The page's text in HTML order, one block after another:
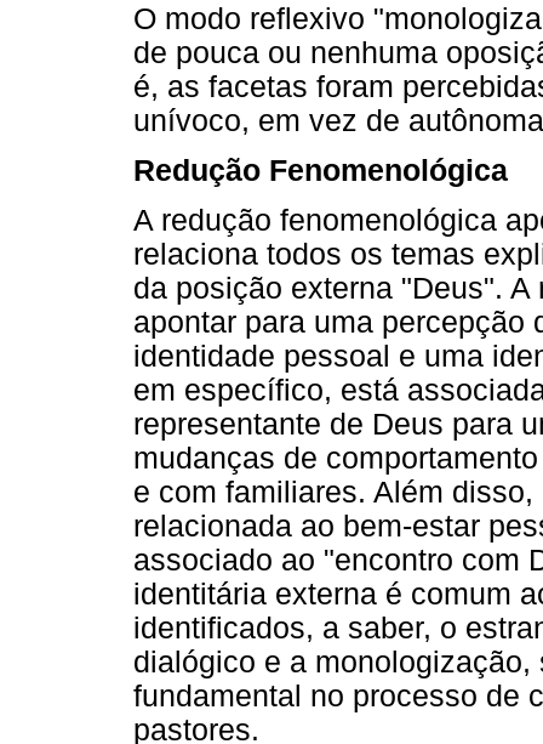
O modo reflexivo
de pouca ou nenhuma
é, as facetas foram
unívoco, em vez de
Redução Fenomenológica
A redução fenomenológica
relaciona todos os temas
da posição externa "Deus".
apontar para uma percepção
identidade pessoal e uma
em específico, está
representante de Deus para
mudanças de
e com familiares. Além
relacionada ao bem-estar
associado ao "encontro com
identitária externa é comum
identificados, a saber, o
dialógico e a
fundamental no processo de
pastores.